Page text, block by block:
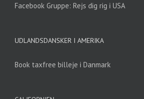
Facebook Gruppe: Rejs dig rig i USA
UDLANDSDANSKER I AMERIKA
Book taxfree billeje i Danmark